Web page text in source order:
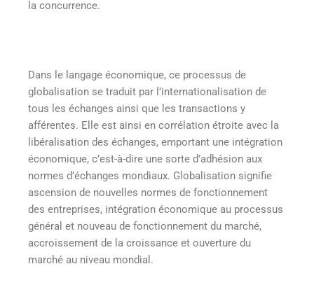
la concurrence.
Dans le langage économique, ce processus de
globalisation se traduit par l’internationalisation de
tous les échanges ainsi que les transactions y
afférentes. Elle est ainsi en corrélation étroite avec la
libéralisation des échanges, emportant une intégration
économique, c’est-à-dire une sorte d’adhésion aux
normes d’échanges mondiaux. Globalisation signifie
ascension de nouvelles normes de fonctionnement
des entreprises, intégration économique au processus
général et nouveau de fonctionnement du marché,
accroissement de la croissance et ouverture du
marché au niveau mondial.